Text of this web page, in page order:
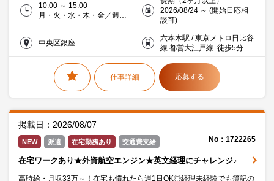
交通費支給 Word Excel Access 20代活躍中 30代活躍中
ミドル(40代)活躍中 エルダー(50代)活躍中 派遣社員就業中
流通・サービス
日）交通費別途支給
10:00 ～ 15:00
月・火・水・木・金／週５
2026/08/24 ～ (開始日応相
談可)
中央区銀座
六本木駅 / 東京メトロ日比谷
線 都営大江戸線 徒歩5分
仕事詳細 応募する
掲載日：2026/08/07
NEW 派遣 在宅勤務あり 交通費支給 No：1722265
在宅ワークあり★外資航空エンジン★英文経理にチャレンジ♪
高時給・月収33万～！在宅も慣れたら週1日OK◎経理未経験でも簿記の